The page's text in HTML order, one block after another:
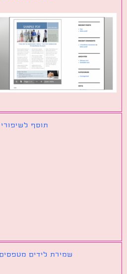
תוסף לשיפורי
שמירת לידים מטפסים